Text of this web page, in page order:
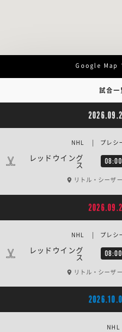
Google Map
試合一
レッドウイング
ス 08:00
NHL | プレシー
リトル・シーザ
レッドウイング
ス 08:00
NHL | プレシー
リトル・シーザ
NHL